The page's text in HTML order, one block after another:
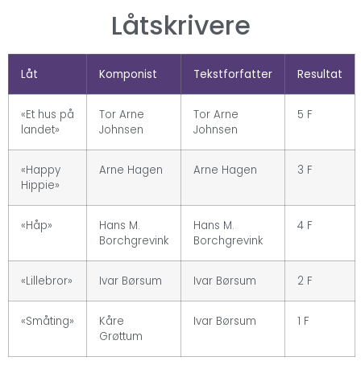
Låtskrivere
Låt Komponist Tekstforfatter Resultat
«Et hus på
landet»
Tor Arne
Johnsen
Tor Arne
Johnsen
5 F
«Happy
Hippie»
Arne Hagen Arne Hagen 3 F
«Håp»
Hans M.
Borchgrevink
Hans M.
Borchgrevink
4 F
«Lillebror» Ivar Børsum Ivar Børsum 2 F
«Småting»
Kåre
Grøttum
Ivar Børsum 1 F